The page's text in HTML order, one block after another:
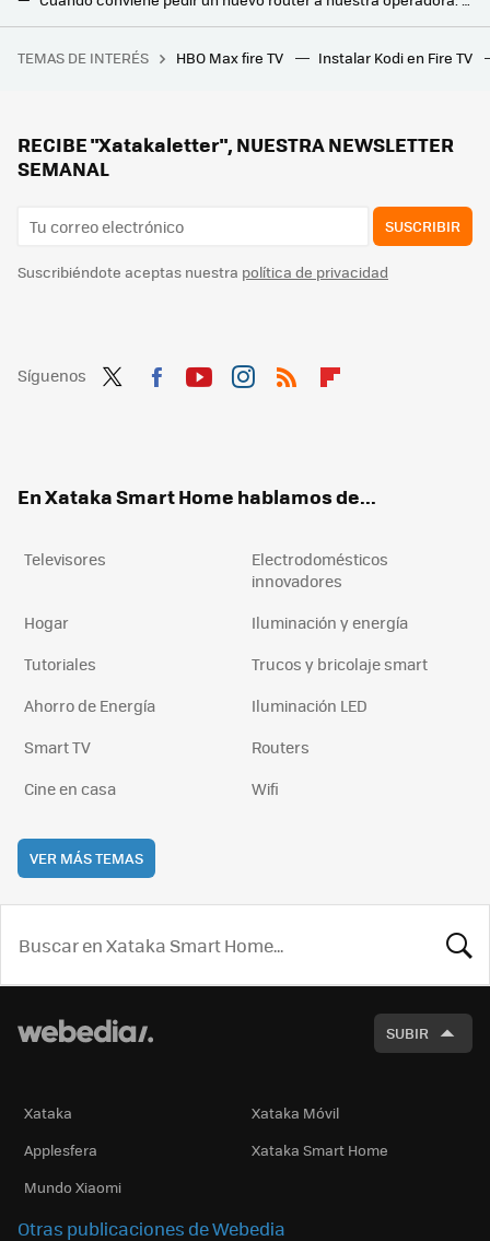
Huawei quiere destronar a las conexiones WiFi y Bluetooth. Así es NearLink, la tecnología que han crecado para hacerlo
Este edificio cambió el mundo e inspiró Separación: aquí nació la tecnología que usas a diario
TEMAS DE INTERÉS HBO Max fire TV Instalar Kodi en Fire TV
RECIBE "Xatakaletter", NUESTRA NEWSLETTER
SEMANAL
SUSCRIBIR
Suscribiéndote aceptas nuestra política de privacidad
Síguenos
En Xataka Smart Home hablamos de...
Televisores
Electrodomésticos
innovadores
Hogar
Iluminación y energía
Tutoriales
Trucos y bricolaje smart
Ahorro de Energía
Iluminación LED
Smart TV
Routers
Cine en casa
Wifi
VER MÁS TEMAS
SUBIR
Xataka
Xataka Móvil
Applesfera
Xataka Smart Home
Mundo Xiaomi
Otras publicaciones de Webedia